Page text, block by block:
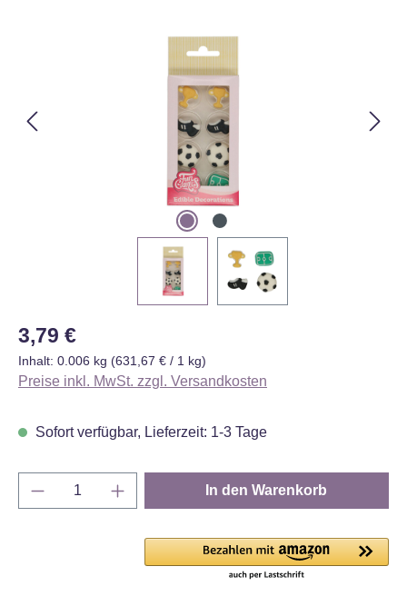
Regulärer Preis:
3,79 €
Inhalt: 0.006 kg (631,67 € / 1 kg)
Preise inkl. MwSt. zzgl. Versandkosten
Sofort verfügbar, Lieferzeit: 1-3 Tage
Produkt Anzahl: Gib den gewünschten
In den Warenkorb